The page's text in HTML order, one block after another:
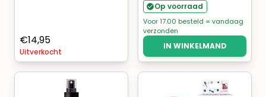
€14,95
Uitverkocht
Op voorraad
Voor 17.00 besteld = vandaag
verzonden
IN WINKELMAND